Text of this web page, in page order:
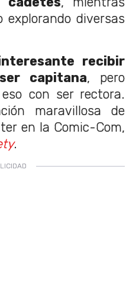
explorando diversas
recibir
capitana, pero
con ser rectora.
maravillosa de
en la Comic-Com,
.